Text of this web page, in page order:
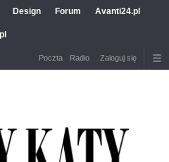
Design Forum Avanti24.pl
Poczta Radio Zaloguj się